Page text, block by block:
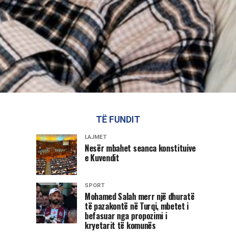
TË FUNDIT
LAJMET
Nesër mbahet seanca konstituive
e Kuvendit
SPORT
Mohamed Salah merr një dhuratë
të pazakontë në Turqi, mbetet i
befasuar nga propozimi i
kryetarit të komunës